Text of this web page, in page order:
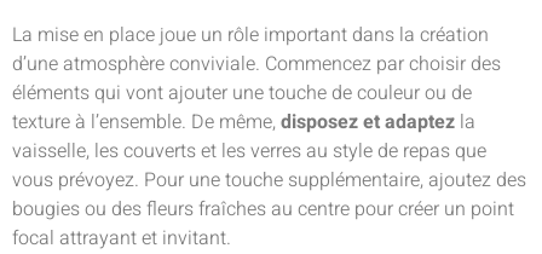
La mise en place joue un rôle important dans la création
d’une atmosphère conviviale. Commencez par choisir des
éléments qui vont ajouter une touche de couleur ou de
texture à l’ensemble. De même,disposez et adaptez la
vaisselle, les couverts et les verres au style de repas que
vous prévoyez. Pour une touche supplémentaire, ajoutez des
bougies ou des fleurs fraîches au centre pour créer un point
focal attrayant et invitant.